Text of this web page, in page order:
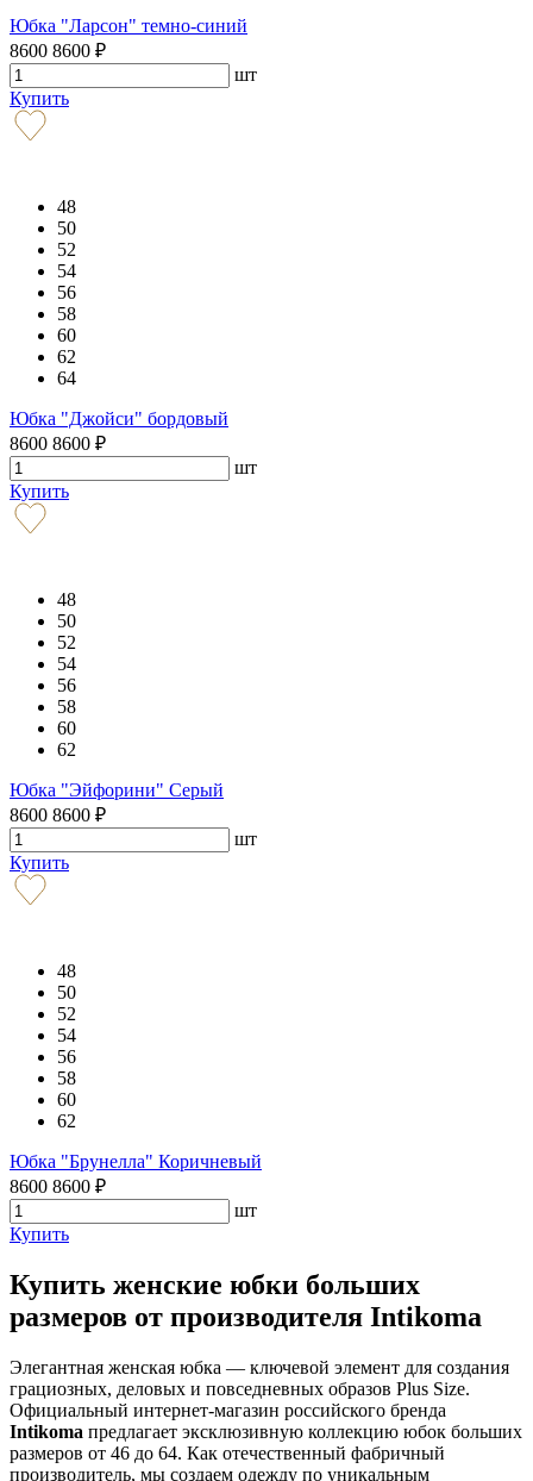
Юбка "Ларсон" темно-синий
8600 8600 ₽
шт
Купить
48
50
52
54
56
58
60
62
64
Юбка "Джойси" бордовый
8600 8600 ₽
шт
Купить
48
50
52
54
56
58
60
62
Юбка "Эйфорини" Серый
8600 8600 ₽
шт
Купить
48
50
52
54
56
58
60
62
Юбка "Брунелла" Коричневый
8600 8600 ₽
шт
Купить
Купить женские юбки больших
размеров от производителя Intikoma
Элегантная женская юбка — ключевой элемент для создания
грациозных, деловых и повседневных образов Plus Size.
Официальный интернет-магазин российского бренда
Intikoma предлагает эксклюзивную коллекцию юбок больших
размеров от 46 до 64. Как отечественный фабричный
производитель, мы создаем одежду по уникальным